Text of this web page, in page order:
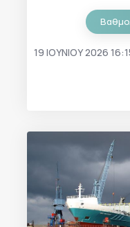
19 ΙΟΥΝΊΟΥ 2026